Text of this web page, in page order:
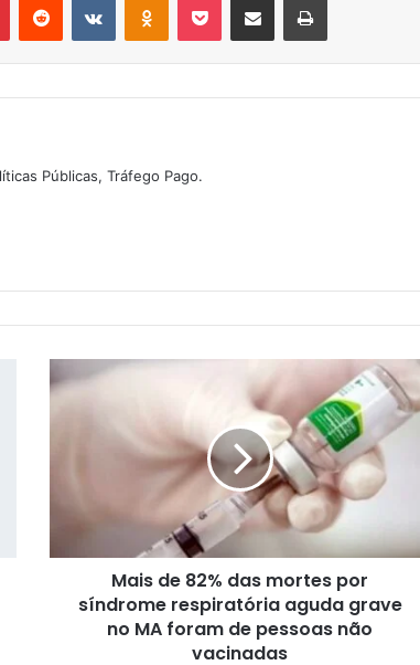
Públicas, Tráfego Pago.
a
%
Mais de 82% das mortes por
síndrome respiratória aguda grave
no MA foram de pessoas não
vacinadas